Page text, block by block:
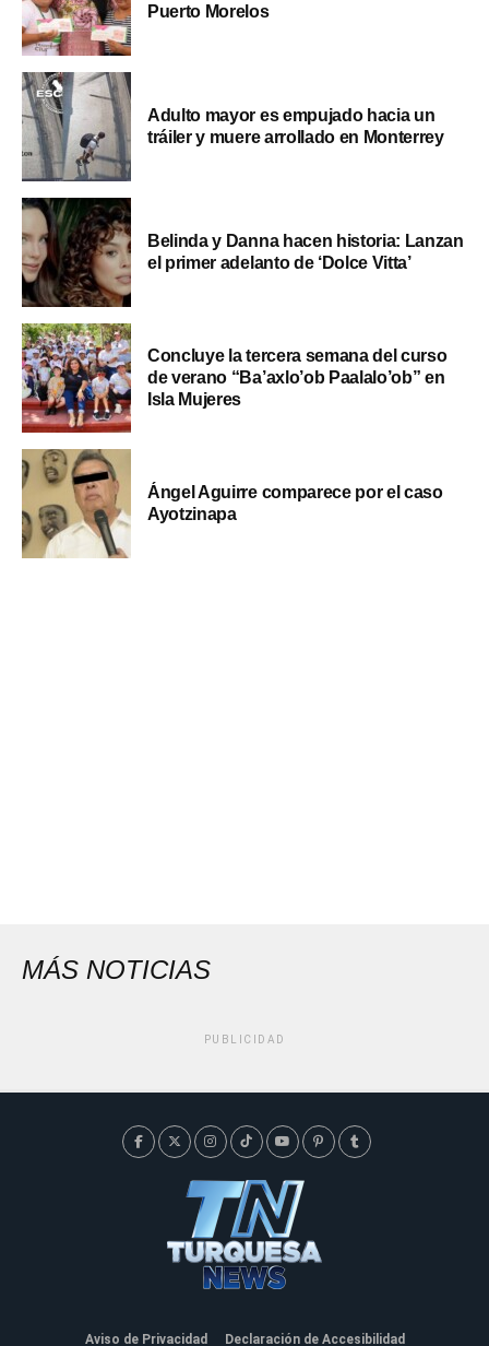
Puerto Morelos
Adulto mayor es empujado hacia un
tráiler y muere arrollado en Monterrey
Belinda y Danna hacen historia: Lanzan
el primer adelanto de ‘Dolce Vitta’
Concluye la tercera semana del curso
de verano “Ba’axlo’ob Paalalo’ob” en
Isla Mujeres
Ángel Aguirre comparece por el caso
Ayotzinapa
MÁS NOTICIAS
PUBLICIDAD
Aviso de Privacidad Declaración de Accesibilidad